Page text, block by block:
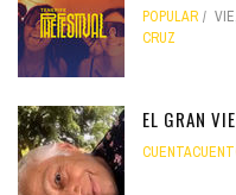
POPULAR
CRUZ
EL GRAN